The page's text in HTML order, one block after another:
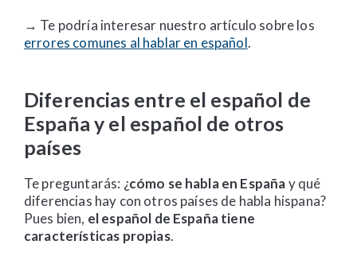
→ Te podría interesar nuestro artículo sobre los
errores comunes al hablar en español.
Diferencias entre el español de
España y el español de otros
países
Te preguntarás: ¿cómo se habla en Españay qué
diferencias hay con otros países de habla hispana?
Pues bien, el español de España tiene
características propias.